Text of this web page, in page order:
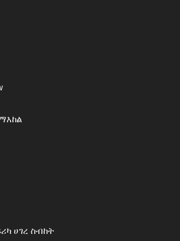
ሀገረ ስብከት